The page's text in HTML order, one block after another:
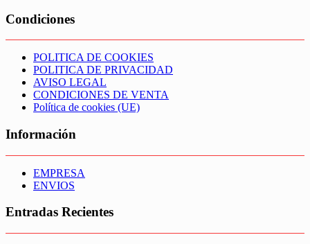
Condiciones
POLITICA DE COOKIES
POLITICA DE PRIVACIDAD
AVISO LEGAL
CONDICIONES DE VENTA
Política de cookies (UE)
Información
EMPRESA
ENVIOS
Entradas Recientes